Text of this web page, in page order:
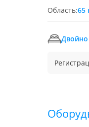
Область:65